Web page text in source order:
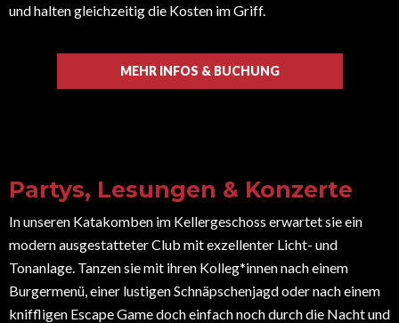
und halten gleichzeitig die Kosten im Griff.
MEHR INFOS & BUCHUNG
Partys, Lesungen & Konzerte
In unseren Katakomben im Kellergeschoss erwartet sie ein
modern ausgestatteter Club mit exzellenter Licht- und
Tonanlage. Tanzen sie mit ihren Kolleg*innen nach einem
Burgermenü, einer lustigen Schnäpschenjagd oder nach einem
kniffligen Escape Game doch einfach noch durch die Nacht und